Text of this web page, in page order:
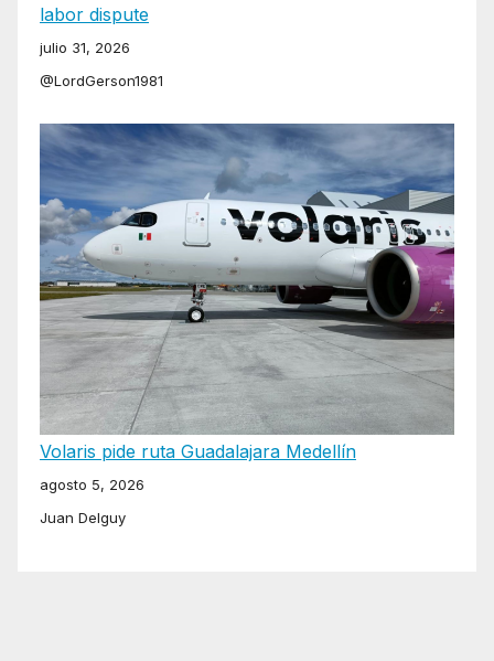
labor dispute
julio 31, 2026
@LordGerson1981
Volaris pide ruta Guadalajara Medellín
agosto 5, 2026
Juan Delguy